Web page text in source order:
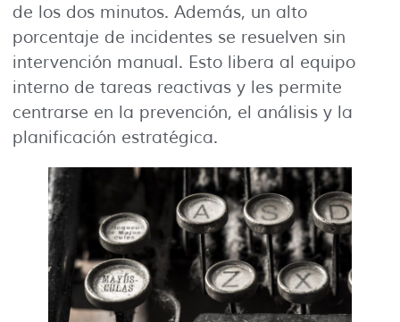
de los dos minutos. Además, un alto
porcentaje de incidentes se resuelven sin
intervención manual. Esto libera al equipo
interno de tareas reactivas y les permite
centrarse en la prevención, el análisis y la
planificación estratégica.